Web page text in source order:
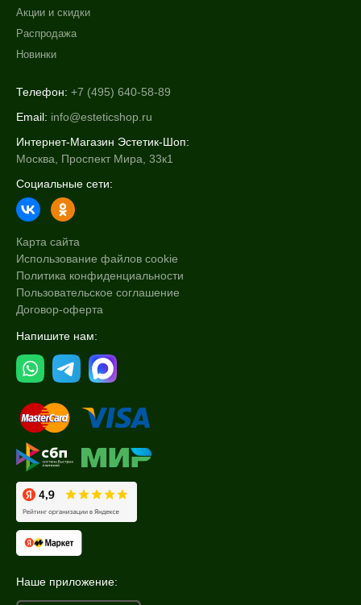
Акции и скидки
Распродажа
Новинки
Телефон: +7 (495) 640-58-89
Email: info@esteticshop.ru
Интернет-Магазин Эстетик-Шоп:
Москва, Проспект Мира, 33к1
Социальные сети:
Карта сайта
Использование файлов cookie
Политика конфиденциальности
Пользовательское соглашение
Договор-оферта
Напишите нам:
Наше приложение: